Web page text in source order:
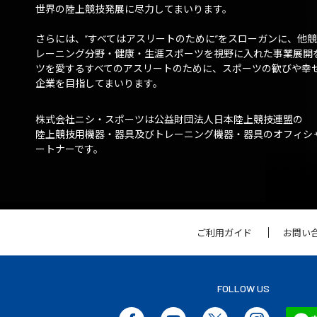
世界の陸上競技発展に尽力してまいります。
さらには、”すべてはアスリートのために”をスローガンに、他
レーニング分野・健康・生涯スポーツを視野に入れた事業展開
ツを愛するすべてのアスリートのために、スポーツの歓びや幸
企業を目指してまいります。
株式会社ニシ・スポーツは公益財団法人日本陸上競技連盟の
陸上競技用機器・器具及びトレーニング機器・器具のオフィシ
ートナーです。
ご利用ガイド お問い
FOLLOW US